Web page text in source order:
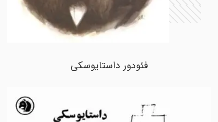
فئودور داستایوسکی